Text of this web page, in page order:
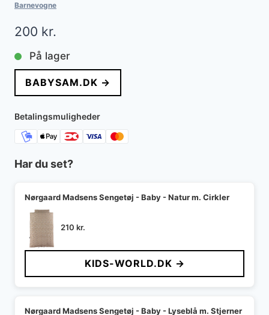
Barnevogne
200 kr.
På lager
BABYSAM.DK →
Betalingsmuligheder
Har du set?
Nørgaard Madsens Sengetøj - Baby - Natur m. Cirkler
210 kr.
KIDS-WORLD.DK →
Nørgaard Madsens Sengetøj - Baby - Lyseblå m. Stjerner